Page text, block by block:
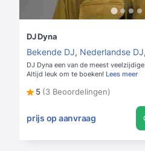
DJ Dyna
Bekende DJ, Nederlandse DJ,
DJ Dyna een van de meest
Altijd leuk om te boeken! Lees meer
5 (3 Beoordelingen)
prijs op aanvraag